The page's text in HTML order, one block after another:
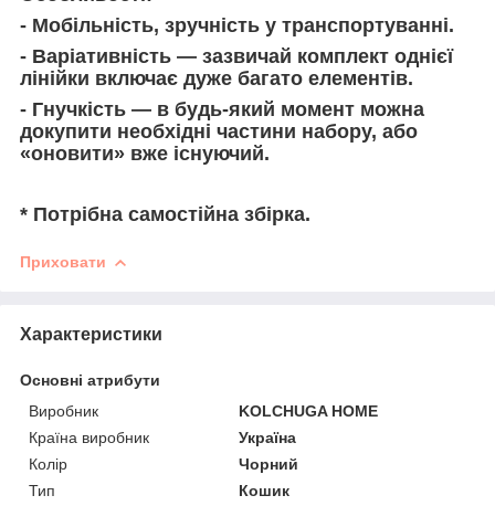
- Мобільність, зручність у транспортуванні.
- Варіативність — зазвичай комплект однієї
лінійки включає дуже багато елементів.
- Гнучкість — в будь-який момент можна
докупити необхідні частини набору, або
«оновити» вже існуючий.
* Потрібна самостійна збірка.
Приховати
Характеристики
Основні атрибути
Виробник
KOLCHUGA HOME
Країна виробник
Україна
Колір
Чорний
Тип
Кошик